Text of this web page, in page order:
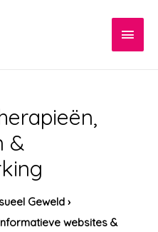
&
Geweld ›
websites &